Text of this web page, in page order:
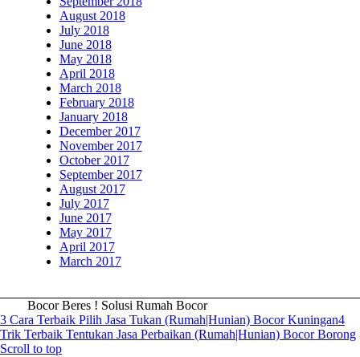
August 2018
July 2018
June 2018
May 2018
April 2018
March 2018
February 2018
January 2018
December 2017
November 2017
October 2017
September 2017
August 2017
July 2017
June 2017
May 2017
April 2017
March 2017
Bocor Beres ! Solusi Rumah Bocor
3 Cara Terbaik Pilih Jasa Tukan (Rumah|Hunian) Bocor Kuningan4
Trik Terbaik Tentukan Jasa Perbaikan (Rumah|Hunian) Bocor Borong
Scroll to top